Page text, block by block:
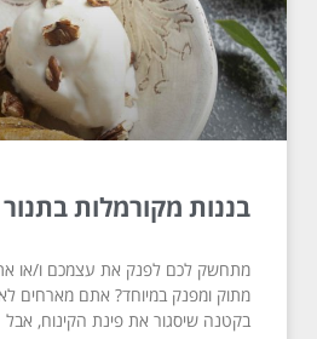
בננות מקורמלות בתנור
מתחשק לכם לפנק את עצמכם ו/או
מתוק ומפנק במיוחד? אתם מארחים
בקטנה שיסגור את פינת הקינוח, אבל